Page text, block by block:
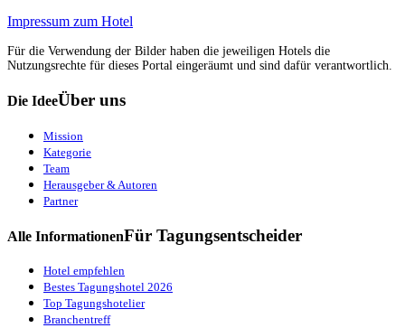
Impressum zum Hotel
Für die Verwendung der Bilder haben die jeweiligen Hotels die
Nutzungsrechte für dieses Portal eingeräumt und sind dafür verantwortlich.
Die IdeeÜber uns
Mission
Kategorie
Team
Herausgeber & Autoren
Partner
Alle InformationenFür Tagungsentscheider
Hotel empfehlen
Bestes Tagungshotel 2026
Top Tagungshotelier
Branchentreff